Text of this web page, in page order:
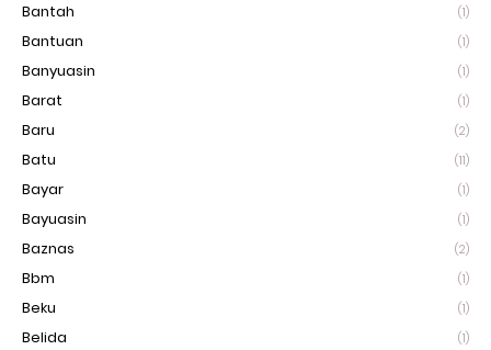
Bantah (1)
Bantuan (1)
Banyuasin (1)
Barat (1)
Baru (2)
Batu (11)
Bayar (1)
Bayuasin (1)
Baznas (2)
Bbm (1)
Beku (1)
Belida (1)